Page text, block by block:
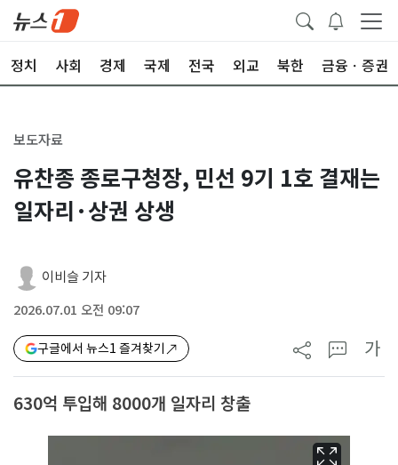
정치 사회 경제 국제 전국 외교 북한 금융ㆍ증권
보도자료
유찬종 종로구청장, 민선 9기 1호 결재는
일자리·상권 상생
이비슬 기자
2026.07.01 오전 09:07
구글에서 뉴스1 즐겨찾기 가
630억 투입해 8000개 일자리 창출